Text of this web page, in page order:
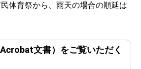
育祭から、雨天の場合の順延は
文書）をご覧いただく